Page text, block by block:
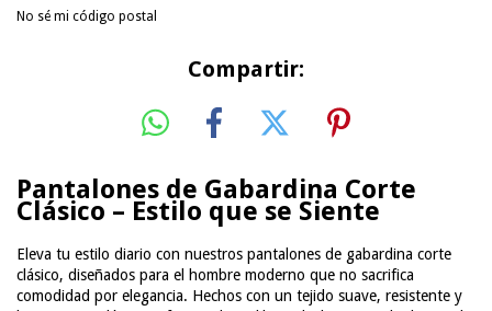
No sé mi código postal
Compartir:
Pantalones de Gabardina Corte
Clásico – Estilo que se Siente
Eleva tu estilo diario con nuestros pantalones de gabardina corte
clásico, diseñados para el hombre moderno que no sacrifica
comodidad por elegancia. Hechos con un tejido suave, resistente y